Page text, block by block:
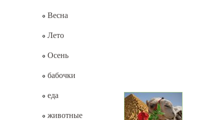
Весна
Лето
Осень
бабочки
еда
животные